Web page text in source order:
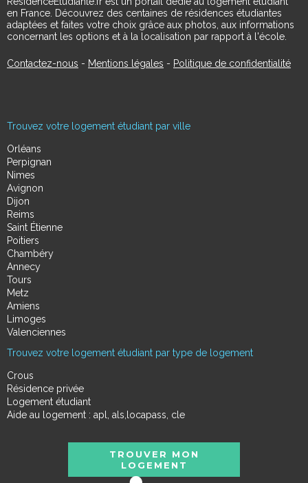
en France. Découvrez des centaines de résidences étudiantes
adaptées et faites votre choix grâce aux photos, aux informations
concernant les options et à la localisation par rapport à l'école.
Contactez-nous - Mentions légales - Politique de confidentialité
Trouvez votre logement étudiant par ville
Orléans
Perpignan
Nimes
Avignon
Dijon
Reims
Saint Étienne
Poitiers
Chambéry
Annecy
Tours
Metz
Amiens
Limoges
Valenciennes
Trouvez votre logement étudiant par type de logement
Crous
Résidence privée
Logement étudiant
Aide au logement : apl, als,locapass, cle
TROUVER MON
LOGEMENT